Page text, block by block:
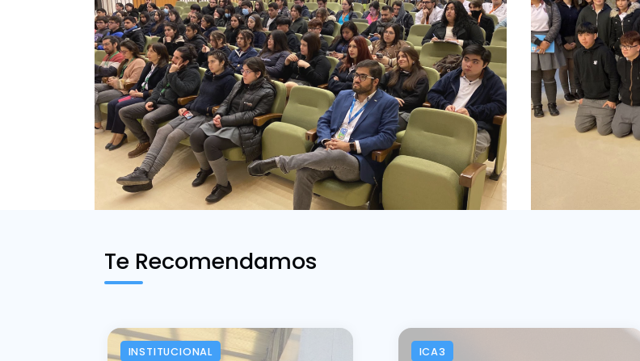
Te Recomendamos
INSTITUCIONAL ICA3